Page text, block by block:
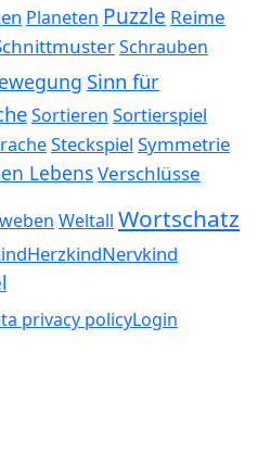
Planeten Puzzle Reime
Schrauben
Sinn für
Sortieren Sortierspiel
Steckspiel Symmetrie
LebensVerschlüsse
weben Weltall Wortschatz
privacy policyLogin